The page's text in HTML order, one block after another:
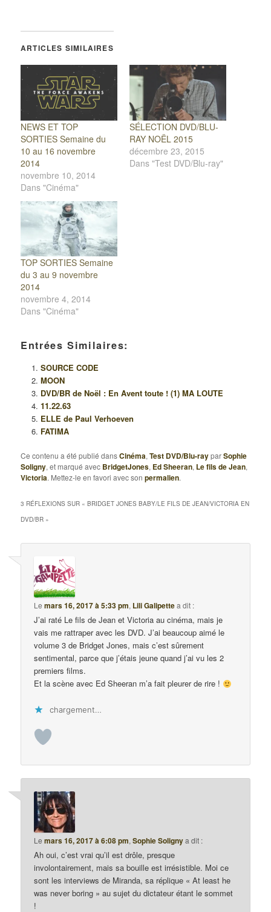
ARTICLES SIMILAIRES
NEWS ET TOP
SORTIES Semaine du
10 au 16 novembre
2014
novembre 10, 2014
Dans "Cinéma"
SÉLECTION DVD/BLU-
RAY NOËL 2015
décembre 23, 2015
Dans "Test DVD/Blu-ray"
TOP SORTIES Semaine
du 3 au 9 novembre
2014
novembre 4, 2014
Dans "Cinéma"
Entrées Similaires:
SOURCE CODE
MOON
DVD/BR de Noël : En Avent toute ! (1) MA LOUTE
11.22.63
ELLE de Paul Verhoeven
FATIMA
Ce contenu a été publié dansCinéma,Test DVD/Blu-rayparSophie
Soligny, et marqué avec BridgetJones, Ed Sheeran, Le fils de Jean,
Victoria. Mettez-le en favori avec sonpermalien.
3 RÉFLEXIONS SUR «BRIDGET JONES BABY/LE FILS DE JEAN/VICTORIA EN
DVD/BR »
Lemars 16, 2017 à 5:33 pm, Lili Galipettea dit :
J’ai raté Le fils de Jean et Victoria au cinéma, mais je
vais me rattraper avec les DVD. J’ai beaucoup aimé le
volume 3 de Bridget Jones, mais c’est sûrement
sentimental, parce que j’étais jeune quand j’ai vu les 2
premiers films.
Et la scène avec Ed Sheeran m’a fait pleurer de rire !
chargement…
Lemars 16, 2017 à 6:08 pm,Sophie Solignya dit :
Ah oui, c’est vrai qu’il est drôle, presque
involontairement, mais sa bouille est irrésistible. Moi ce
sont les interviews de Miranda, sa réplique « At least he
was never boring » au sujet du dictateur étant le sommet
!